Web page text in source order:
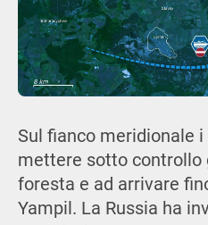
Sul fianco meridionale
mettere sotto controllo
foresta e ad arrivare
Yampil. La Russia ha